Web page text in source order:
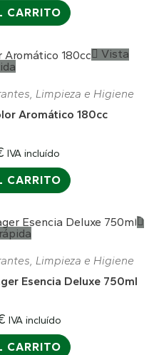
CARRITO
Vista
Limpieza e Higiene
Aromático 180cc
IVA incluído
CARRITO
, Limpieza e Higiene
Esencia Deluxe 750ml
IVA incluído
CARRITO